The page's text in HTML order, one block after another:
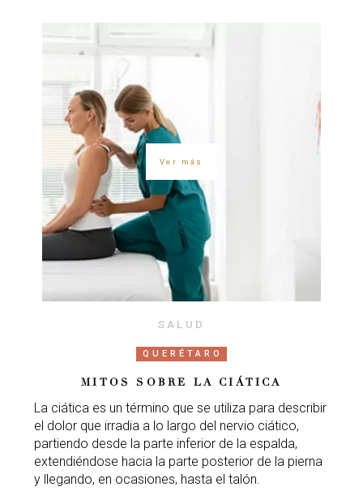
Ver más
SALUD
QUERÉTARO
MITOS SOBRE LA CIÁTICA
La ciática es un término que se utiliza para describir
el dolor que irradia a lo largo del nervio ciático,
partiendo desde la parte inferior de la espalda,
extendiéndose hacia la parte posterior de la pierna
y llegando, en ocasiones, hasta el talón.